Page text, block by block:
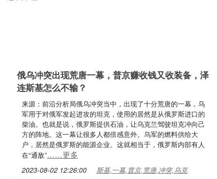
俄乌冲突出现荒唐一幕，普京赚收钱又收装备，泽
连斯基怎么不输？
来源：前沿分析局俄乌冲突当中，出现了十分荒唐的一幕，乌
军用于对俄军发起进攻的坦克，使用的居然是从俄罗斯进口的
柴油。也就是说，俄罗斯提供石油，让乌克兰驾驶坦克冲向己
方的阵地。这一幕让很多人都倍感意外。乌军的燃料供给大
户，居然是俄罗斯的能源企业。这就相当于，俄罗斯内部有人
在“通敌”……更多
2023-08-02 12:26:00 斯基,一幕,普京,荒唐,冲突,乌克